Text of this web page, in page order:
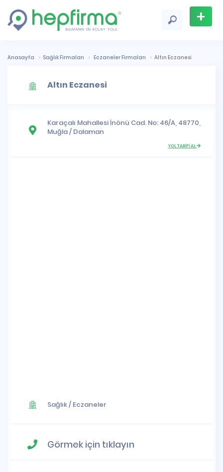
+
Anasayfa Sağlık Firmaları Eczaneler Firmaları Altın Eczanesi
Altın Eczanesi
Karaçalı Mahallesi İnönü Cad. No: 46/A, 48770,
Muğla/ Dalaman
YOL TARİFİ AL
Sağlık/ Eczaneler
Görmek için tıklayın